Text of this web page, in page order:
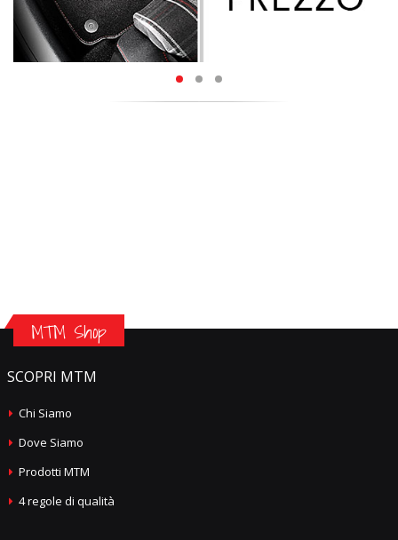
MTM Shop
SCOPRI MTM
Chi Siamo
Dove Siamo
Prodotti MTM
4 regole di qualità